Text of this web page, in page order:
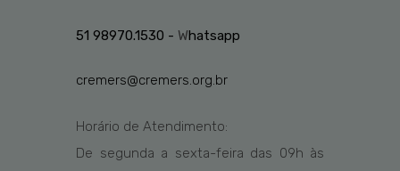
51 98970.1530 - Whatsapp
cremers@cremers.org.br
Horário de Atendimento:
De segunda a sexta-feira das 09h às